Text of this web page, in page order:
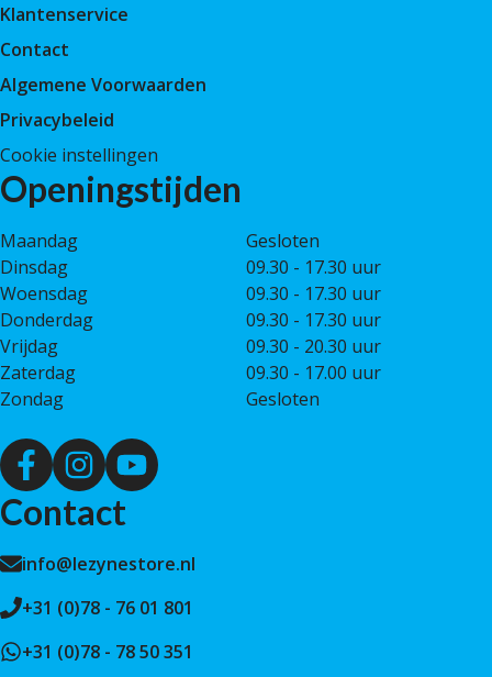
Klantenservice
Contact
Algemene Voorwaarden
Privacybeleid
Cookie instellingen
Openingstijden
Maandag
Gesloten
Dinsdag
09.30 - 17.30 uur
Woensdag
09.30 - 17.30 uur
Donderdag
09.30 - 17.30 uur
Vrijdag
09.30 - 20.30 uur
Zaterdag
09.30 - 17.00 uur
Zondag
Gesloten
Contact
info@lezynestore.nl
+31 (0)78 - 76 01 801
+31 (0)78 - 78 50 351